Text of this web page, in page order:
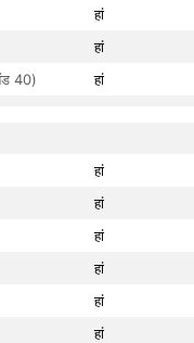
हां
हां
40)
हां
हां
हां
हां
हां
हां
हां